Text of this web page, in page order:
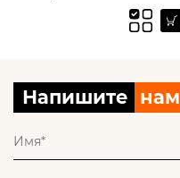
Напишите нам